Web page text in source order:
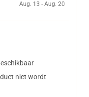
Aug. 13 - Aug. 20
niet wordt